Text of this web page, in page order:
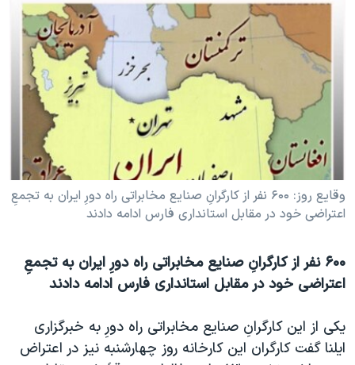
فرهنگ و زندگی
حقوق شهروندی
اقتصادی
علم و فناوری
اسرائیل در جنگ
گالری عکس
انتخابات ریاست جمهوری آمریکا ۲۰۲۴
حمله جمهوری اسلامی به اسرائیل
رمز مهسا
ورزش زنان در ایران
اعتراضات زن، زندگی، آزادی
مجموعه مستندهای دادخواهی
تریبونال مردمی آبان ۹۸
چهل سال گروگان‌گیری
اعتراضات مردمی آبان ۹۸
اسرائیل در جنگ
زبانهای مختلف
وقايع روز: ۶۰۰ نفر از کارگرانِ صنايع مخابراتی راه دورِ ايران به تجمعِ
اعتراضی خود در مقابل استانداری فارس ادامه دادند
۶۰۰ نفر از کارگرانِ صنايع مخابراتی راه دورِ ايران به تجمعِ
اعتراضی خود در مقابل استانداری فارس ادامه دادند
يکی از اين کارگرانِ صنايع مخابراتی راه دورِ به خبرگزاری
ايلنا گفت کارگران اين کارخانه روز چهارشنبه نيز در اعتراض